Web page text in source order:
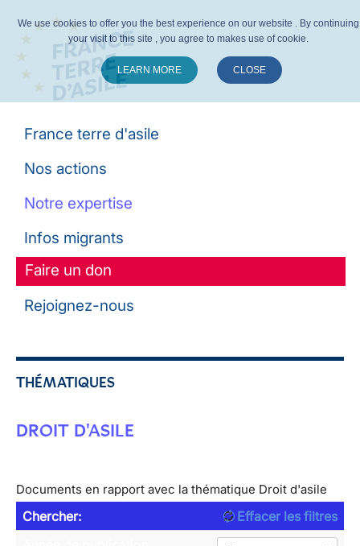
France terre d'asile
Nos actions
Notre expertise
Infos migrants
Faire un don
Rejoignez-nous
THÉMATIQUES
DROIT D'ASILE
Documents en rapport avec la thématique Droit d'asile
Chercher:
Effacer les filtres
We use cookies to offer you the best experience on our website . By continuing
your visit to this site , you agree to makes use of cookie.
LEARN MORE CLOSE